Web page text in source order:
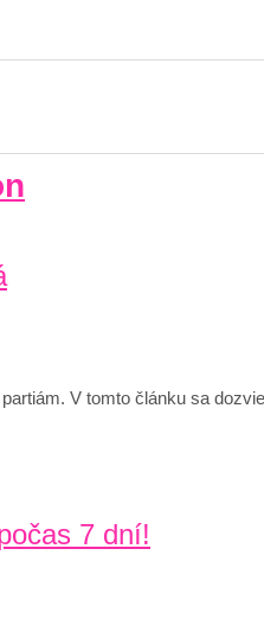
V tomto článku sa
7 dní!